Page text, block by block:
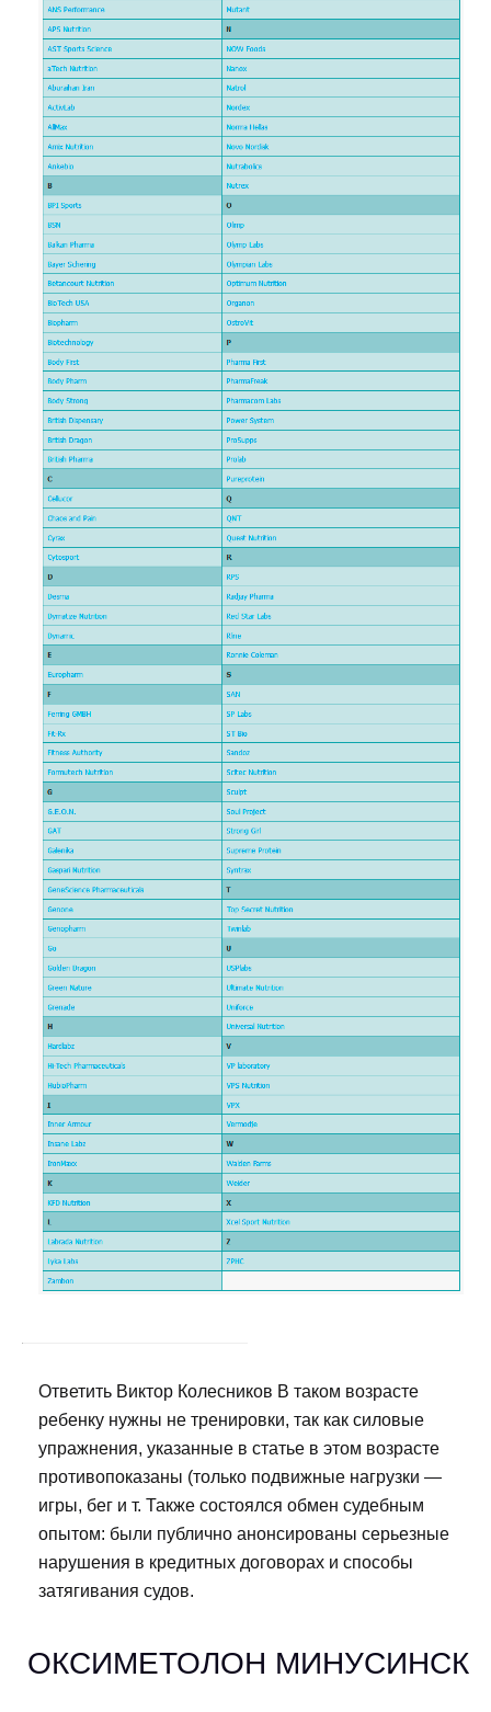
Ответить Виктор Колесников В таком возрасте
ребенку нужны не тренировки, так как силовые
упражнения, указанные в статье в этом возрасте
противопоказаны (только подвижные нагрузки —
игры, бег и т. Также состоялся обмен судебным
опытом: были публично анонсированы серьезные
нарушения в кредитных договорах и способы
затягивания судов.
ОКСИМЕТОЛОН МИНУСИНСК